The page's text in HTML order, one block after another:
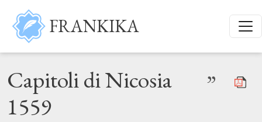
Skip to main content
FRANKIKA
Capitoli di Nicosia
1559
”